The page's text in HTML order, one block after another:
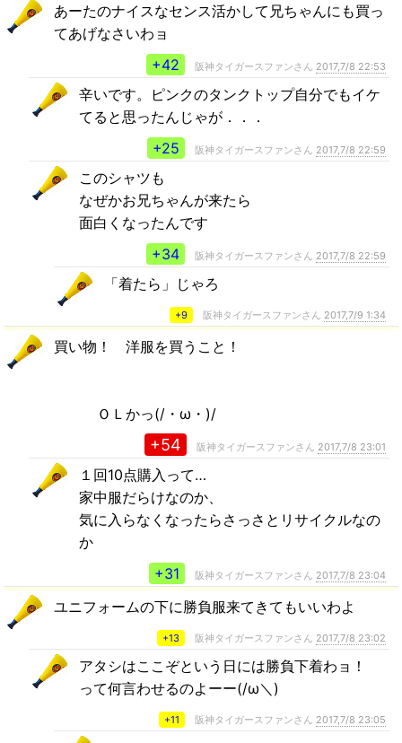
あーたのナイスなセンス活かして兄ちゃんにも買っ
てあげなさいわョ
+42
阪神タイガースファンさん 2017,7/8 22:53
辛いです。ピンクのタンクトップ自分でもイケ
てると思ったんじゃが．．．
+25
阪神タイガースファンさん 2017,7/8 22:59
このシャツも
なぜかお兄ちゃんが来たら
面白くなったんです
+34
阪神タイガースファンさん 2017,7/8 22:59
「着たら」じゃろ
+9 阪神タイガースファンさん 2017,7/9 1:34
買い物！ 洋服を買うこと！
ＯＬかっ(/・ω・)/
+54 阪神タイガースファンさん 2017,7/8 23:01
１回10点購入って…
家中服だらけなのか、
気に入らなくなったらさっさとリサイクルなの
か
+31
阪神タイガースファンさん 2017,7/8 23:04
ユニフォームの下に勝負服来てきてもいいわよ
+13 阪神タイガースファンさん 2017,7/8 23:02
アタシはここぞという日には勝負下着わョ！
って何言わせるのよーー(/ω＼)
+11 阪神タイガースファンさん 2017,7/8 23:05